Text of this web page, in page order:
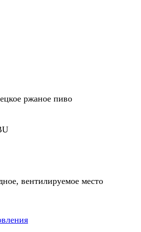
ржаное пиво
вентилируемое место